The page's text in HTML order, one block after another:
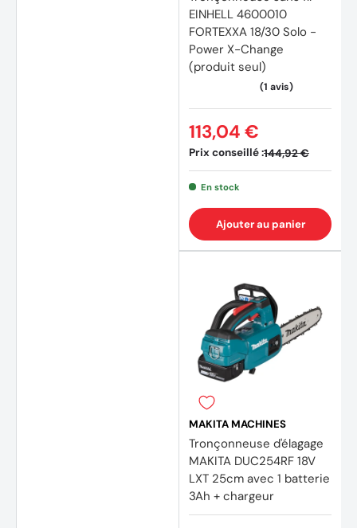
EINHELL 4600010
FORTEXXA 18/30 Solo -
Power X-Change
(produit seul)
Prix conseillé :144,92 €
113,04 €
En stock
Ajouter au panier
MAKITA MACHINES
Tronçonneuse d'élagage
MAKITA DUC254RF 18V
LXT 25cm avec 1 batterie
3Ah + chargeur